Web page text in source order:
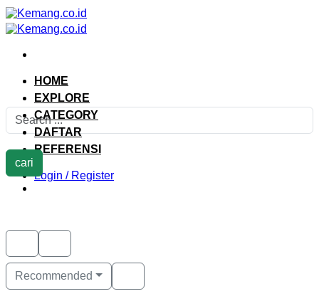
Skip
to
content
HOME
EXPLORE
CATEGORY
DAFTAR
REFERENSI
Login / Register
cari
Recommended